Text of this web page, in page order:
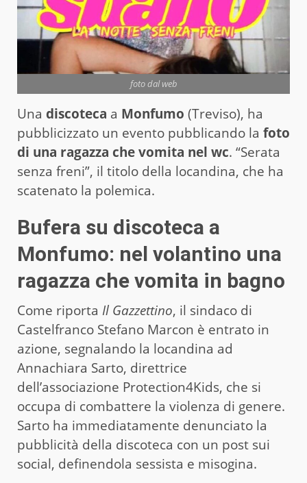
foto dal web
Una discoteca a Monfumo (Treviso), ha
pubblicizzato un evento pubblicando la foto
di una ragazza che vomita nel wc. “Serata
senza freni”, il titolo della locandina, che ha
scatenato la polemica.
Bufera su discoteca a
Monfumo: nel volantino una
ragazza che vomita in bagno
Come riporta Il Gazzettino, il sindaco di
Castelfranco Stefano Marcon è entrato in
azione, segnalando la locandina ad
Annachiara Sarto, direttrice
dell’associazione Protection4Kids, che si
occupa di combattere la violenza di genere.
Sarto ha immediatamente denunciato la
pubblicità della discoteca con un post sui
social, definendola sessista e misogina.